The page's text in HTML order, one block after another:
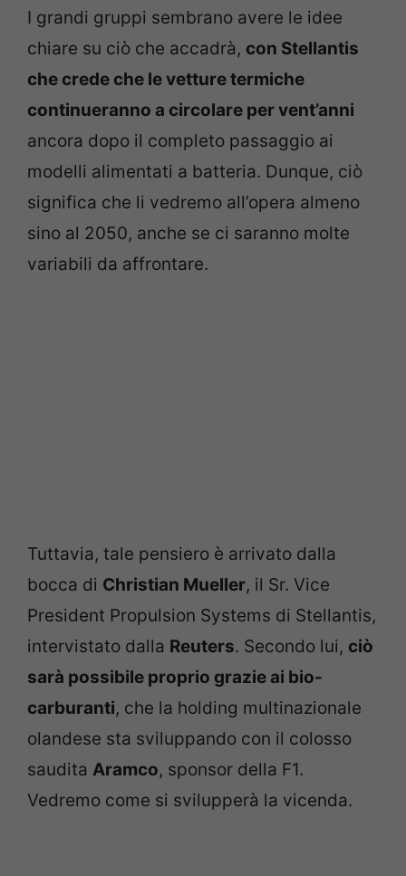
I grandi gruppi sembrano avere le idee
chiare su ciò che accadrà, con Stellantis
che crede che le vetture termiche
continueranno a circolare per vent’anni
ancora dopo il completo passaggio ai
modelli alimentati a batteria. Dunque, ciò
significa che li vedremo all’opera almeno
sino al 2050, anche se ci saranno molte
variabili da affrontare.
Tuttavia, tale pensiero è arrivato dalla
bocca di Christian Mueller, il Sr. Vice
President Propulsion Systems di Stellantis,
intervistato dalla Reuters. Secondo lui, ciò
sarà possibile proprio grazie ai bio-
carburanti, che la holding multinazionale
olandese sta sviluppando con il colosso
saudita Aramco, sponsor della F1.
Vedremo come si svilupperà la vicenda.